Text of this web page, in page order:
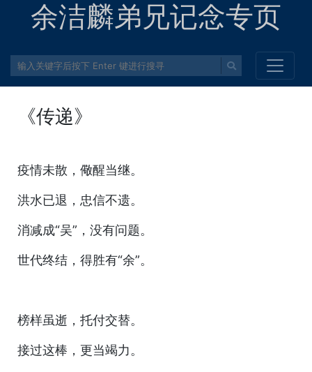
余洁麟弟兄记念专页
《传递》
疫情未散，儆醒当继。
洪水已退，忠信不遗。
消减成“吴”，没有问题。
世代终结，得胜有“余”。
榜样虽逝，托付交替。
接过这棒，更当竭力。